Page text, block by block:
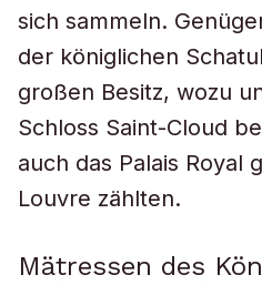
sich sammeln.
der königlichen
großen Besitz, wozu
Schloss Saint-Cloud
auch das Palais Royal
Louvre zählten.
Mätressen des